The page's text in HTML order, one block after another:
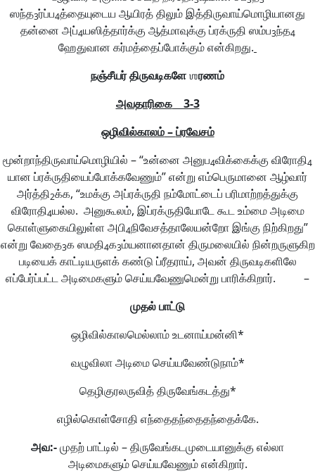
ஸந்த3ர்ப்ப4த்தையுடைய ஆயிரத் திலும் இத்திருவாய்மொழியானது
தன்னை அப்4யஸித்தார்க்கு ஆத்மாவுக்கு ப்ரக்ருதி ஸம்ப3ந்த4
ஹேதுவான கர்மத்தைப்போக்கும் என்கிறது.
நஞ்சீயர்திருவடிகளேஶரணம்
அவதாரிகை3-3
ஒழிவில்காலம்–ப்ரவேசம்
மூன்றாந்திருவாய்மொழியில் – “உன்னை அனுப4விக்கைக்கு விரோதி4
யான ப்ரக்ருதியைப்போக்கவேணும்” என்று எம்பெருமானை ஆழ்வார்
அர்த்தி2க்க, “உமக்கு அப்ரக்ருதி நம்மோட்டைப் பரிமாற்றத்துக்கு
விரோதி4யல்ல. அனுகூலம், இப்ரக்ருதியோடே கூட உம்மை அடிமை
கொள்ளுகையிலுள்ள அபி4நிவேசத்தாலேயன்றோ இங்கு நிற்கிறது”
என்று வேதை3க ஸமதி4க3ம்யனானதான் திருமலையில் நின்றருளுகிற
படியைக் காட்டியருளக் கண்டு ப்ரீதராய், அவன் திருவடிகளிலே
எப்பேர்ப்பட்ட அடிமைகளும் செய்யவேணுமென்று பாரிக்கிறார். –
முதல்பாட்டு
ஒழிவில்காலமெல்லாம் உடனாய்மன்னி*
வழுவிலா அடிமை செய்யவேண்டுநாம்*
தெழிகுரலருவித் திருவேங்கடத்து*
எழில்கொள்சோதி எந்தைதந்தைதந்தைக்கே.
அவ:-முதற் பாட்டில் – திருவேங்கடமுடையானுக்கு எல்லா
அடிமைகளும் செய்யவேணும் என்கிறார்.